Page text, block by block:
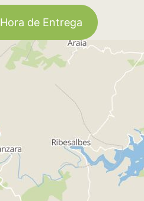
de Entrega